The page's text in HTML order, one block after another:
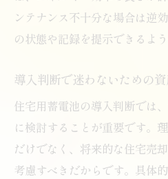
ンテナンス不十分な場合は逆
の状態や記録を提示できるよ
導入判断で迷わないための
住宅用蓄電池の導入判断では
に検討することが重要です。
だけでなく、将来的な住宅売
考慮すべきだからです。具体